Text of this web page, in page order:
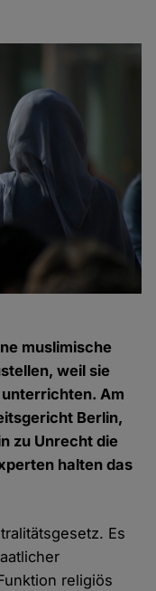
muslimische
weil sie
Am
Berlin,
zu Unrecht die
halten das
Es
religiös